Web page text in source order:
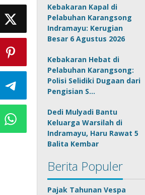
Kebakaran Kapal di
Pelabuhan Karangsong
Indramayu: Kerugian
Besar 6 Agustus 2026
Kebakaran Hebat di
Pelabuhan Karangsong:
Polisi Selidiki Dugaan dari
Pengisian S…
Dedi Mulyadi Bantu
Keluarga Warsilah di
Indramayu, Haru Rawat 5
Balita Kembar
Berita Populer
Pajak Tahunan Vespa